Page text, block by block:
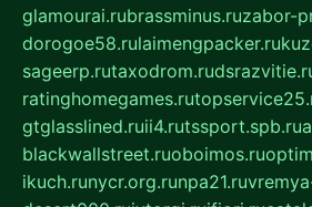
glamourai.rubrassminus.ruzabor-
dorogoe58.rulaimengpacker.ru
sageerp.rutaxodrom.ru
ratinghomegames.ru
gtglasslined.ruii4.rutssport.spb.ru
blackwallstreet.ruoboimos.ru
ikuch.runycr.org.runpa21.ru